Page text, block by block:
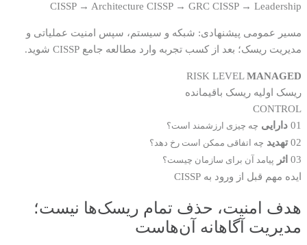
CISSP → Architecture CISSP → GRC CISSP → Leadership
مسیر عمومی پیشنهادی: شبکه و سیستم، سپس امنیت عملیاتی و
مدیریت ریسک؛ بعد از کسب تجربه وارد مطالعه جامع CISSP شوید.
RISK LEVEL MANAGED
ریسک اولیه ریسک باقیمانده
CONTROL
01 دارایی چه چیزی ارزشمند است؟
02 تهدید چه اتفاقی ممکن است رخ دهد؟
03 اثر پیامد آن برای سازمان چیست؟
ایده مهم قبل از ورود به CISSP
هدف امنیت، حذف تمام ریسک‌ها نیست؛
مدیریت آگاهانه آن‌هاست